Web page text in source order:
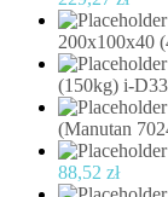
200x100x40
(150kg) i-
(Manutan
88,52 zł